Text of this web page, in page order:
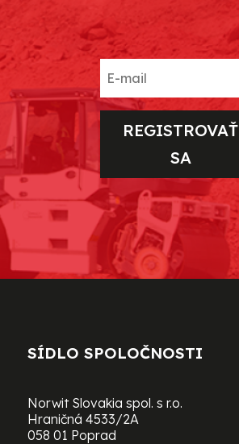
REGISTROVAŤ
SA
SÍDLO SPOLOČNOSTI
Norwit Slovakia spol. s r.o.
Hraničná 4533/2A
058 01 Poprad